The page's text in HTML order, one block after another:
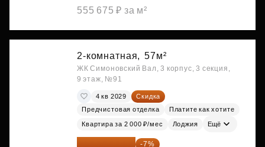
555 675 ₽ за м²
2-комнатная, 57м²
ЖК Симоновский Вал, 3 корпус, 3 секция,
9 этаж, №91
4 кв 2029
Скидка
Предчистовая отделка
Платите как хотите
Квартира за 2 000 ₽/мес Лоджия Ещё
33 290 280 ₽ -7%